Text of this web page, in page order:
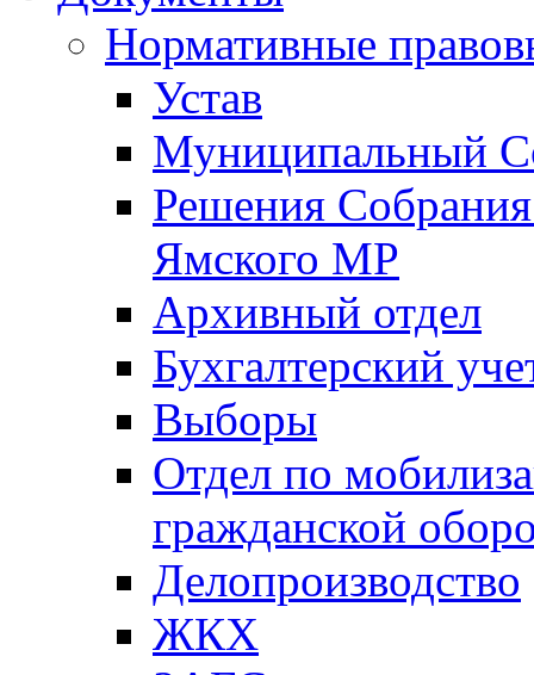
Нормативные
Устав
Муниципальный
Решения
Ямского МР
Архивный отдел
Бухгалтерский
Выборы
Отдел по
гражданской
Делопроизводство
ЖКХ